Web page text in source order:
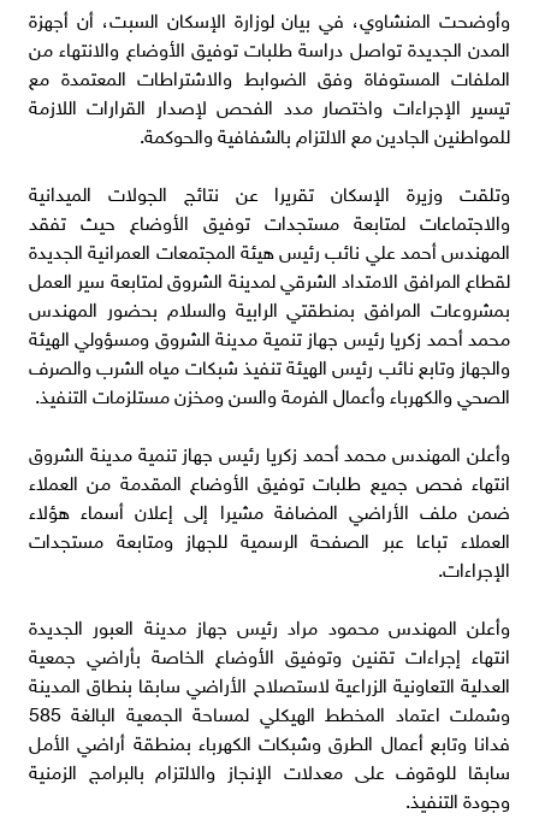
وأوضحت المنشاوي، في بيان لوزارة الإسكان السبت، أن أجهزة
المدن الجديدة تواصل دراسة طلبات توفيق الأوضاع والانتهاء من
الملفات المستوفاة وفق الضوابط والاشتراطات المعتمدة مع
تيسير الإجراءات واختصار مدد الفحص لإصدار القرارات اللازمة
للمواطنين الجادين مع الالتزام بالشفافية والحوكمة.
وتلقت وزيرة الإسكان تقريرا عن نتائج الجولات الميدانية
والاجتماعات لمتابعة مستجدات توفيق الأوضاع حيث تفقد
المهندس أحمد علي نائب رئيس هيئة المجتمعات العمرانية الجديدة
لقطاع المرافق الامتداد الشرقي لمدينة الشروق لمتابعة سير العمل
بمشروعات المرافق بمنطقتي الرابية والسلام بحضور المهندس
محمد أحمد زكريا رئيس جهاز تنمية مدينة الشروق ومسؤولي الهيئة
والجهاز وتابع نائب رئيس الهيئة تنفيذ شبكات مياه الشرب والصرف
الصحي والكهرباء وأعمال الفرمة والسن ومخزن مستلزمات التنفيذ.
وأعلن المهندس محمد أحمد زكريا رئيس جهاز تنمية مدينة الشروق
انتهاء فحص جميع طلبات توفيق الأوضاع المقدمة من العملاء
ضمن ملف الأراضي المضافة مشيرا إلى إعلان أسماء هؤلاء
العملاء تباعا عبر الصفحة الرسمية للجهاز ومتابعة مستجدات
الإجراءات.
وأعلن المهندس محمود مراد رئيس جهاز مدينة العبور الجديدة
انتهاء إجراءات تقنين وتوفيق الأوضاع الخاصة بأراضي جمعية
العدلية التعاونية الزراعية لاستصلاح الأراضي سابقا بنطاق المدينة
وشملت اعتماد المخطط الهيكلي لمساحة الجمعية البالغة 585
فدانا وتابع أعمال الطرق وشبكات الكهرباء بمنطقة أراضي الأمل
سابقا للوقوف على معدلات الإنجاز والالتزام بالبرامج الزمنية
وجودة التنفيذ.